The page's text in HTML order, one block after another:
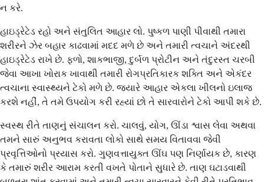
ન કરે.
હાઇડ્રેટેડ રહો અને સંતુલિત આહાર લો. પુષ્કળ પાણી પીવાથી તમારા
શરીરને ઝેર બહાર કાઢવામાં મદદ મળે છે અને તમારી ત્વચાને અંદરથી
હાઇડ્રેટેડ રાખે છે. ફળો, શાકભાજી, દુર્બળ પ્રોટીન અને તંદુરસ્ત ચરબી
જેવા આખા ખોરાક ખાવાથી તમારી રોગપ્રતિકારક શક્તિ અને એકંદર
ત્વચાના સ્વાસ્થ્યને ટેકો મળે છે. જ્યારે આહાર એકલા ખીલનો ઇલાજ
કરશે નહીં, તે તમે ઉપયોગ કરી રહ્યાં છો તે સારવારોને ટેકો આપી શકે છે.
સ્વસ્થ રીતે તાણનું સંચાલન કરો. ચાલવું, યોગ, ઊંડા શ્વાસ લેવા અથવા
તમને સારું અનુભવ કરાવતા લોકો સાથે સમય વિતાવવા જેવી
પ્રવૃત્તિઓનો પ્રયાસ કરો. ગુણવત્તાયુક્ત ઊંઘ પણ નિર્ણાયક છે, કારણ
કે તમારું શરીર આરામ કરતી વખતે પોતાને સુધારે છે. તાણ ઘટાડવાથી